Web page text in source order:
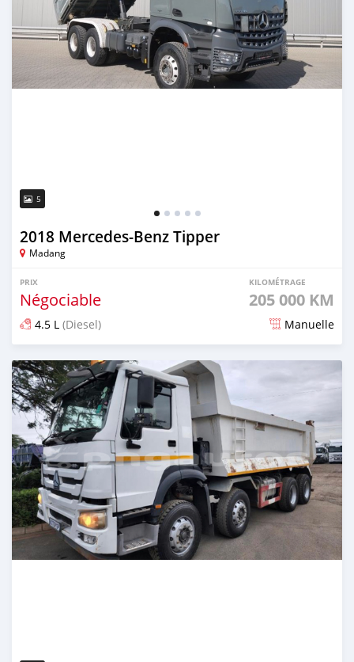
5
2018 Mercedes‒Benz Tipper
Madang
PRIX
Négociable
KILOMÉTRAGE
205 000 KM
4.5 L (Diesel) Manuelle
Publié il y a plus de 2 ans